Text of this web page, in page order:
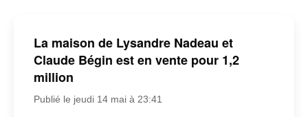
La maison de Lysandre Nadeau et
Claude Bégin est en vente pour 1,2
million
Publié le jeudi 14 mai à 23:41